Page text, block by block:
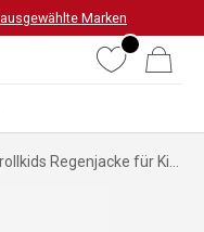
ausgewählte Marken
WunschlisteWarenkorb